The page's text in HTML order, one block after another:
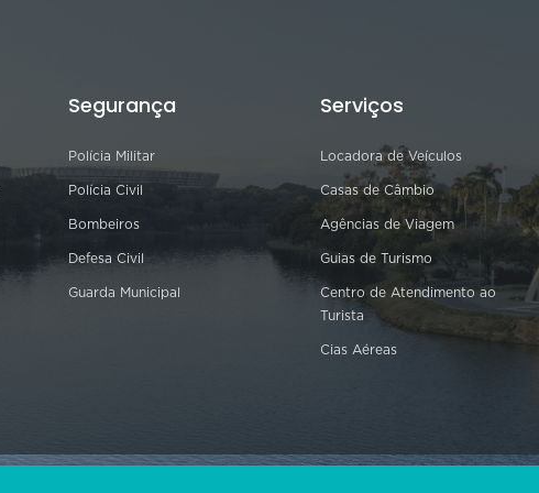
Segurança
Polícia Militar
Polícia Civil
Bombeiros
Defesa Civil
Guarda Municipal
Serviços
Locadora de Veículos
Casas de Câmbio
Agências de Viagem
Guias de Turismo
Centro de Atendimento ao
Turista
Cias Aéreas